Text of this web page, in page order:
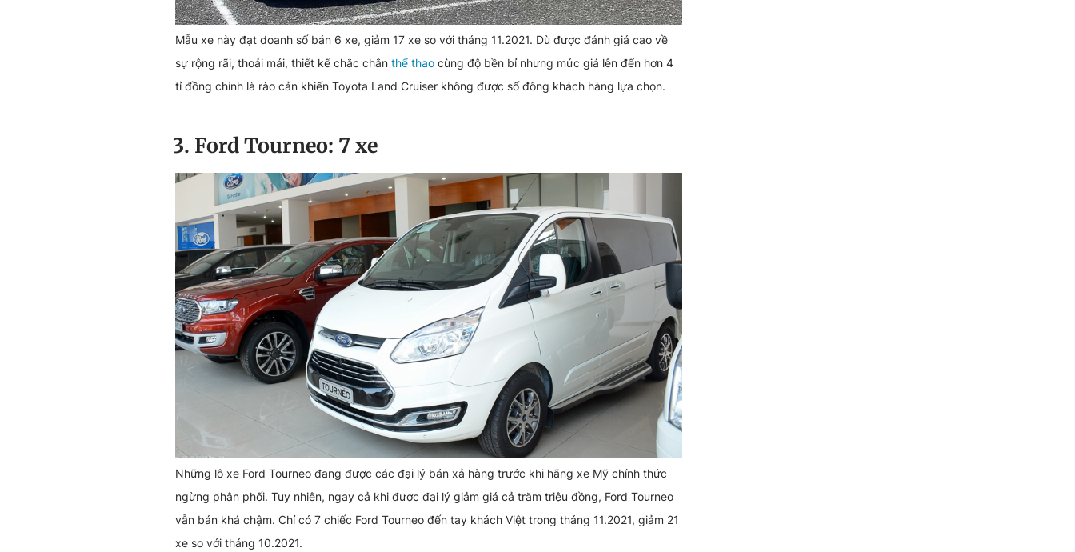
Mẫu xe này đạt doanh số bán 6 xe, giảm 17 xe so với tháng 11.2021. Dù được đánh giá cao về
sự rộng rãi, thoải mái, thiết kế chắc chắn thể thao cùng độ bền bỉ nhưng mức giá lên đến hơn 4
tỉ đồng chính là rào cản khiến Toyota Land Cruiser không được số đông khách hàng lựa chọn.
3. Ford Tourneo: 7 xe
Những lô xe Ford Tourneo đang được các đại lý bán xả hàng trước khi hãng xe Mỹ chính thức
ngừng phân phối. Tuy nhiên, ngay cả khi được đại lý giảm giá cả trăm triệu đồng, Ford Tourneo
vẫn bán khá chậm. Chỉ có 7 chiếc Ford Tourneo đến tay khách Việt trong tháng 11.2021, giảm 21
xe so với tháng 10.2021.